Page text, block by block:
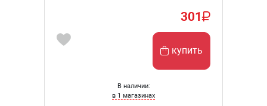
301
купить
В наличии:
в 1 магазинах